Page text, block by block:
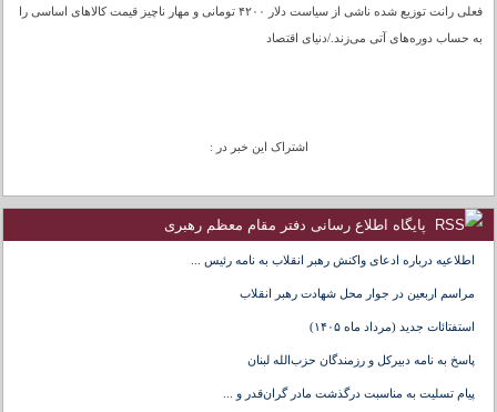
فعلی رانت توزیع شده ناشی از سیاست دلار ۴۲۰۰ تومانی و مهار ناچیز قیمت کالاهای اساسی را
به حساب دوره‌های آتی می‌زند./دنیای اقتصاد
اشتراک این خبر در :
پایگاه اطلاع رسانی دفتر مقام معظم رهبری
اطلاعیه درباره ادعای واکنش رهبر انقلاب به نامه رئیس ...
مراسم اربعین در جوار محل شهادت رهبر انقلاب
استفتائات جدید (مرداد ماه ۱۴۰۵)
پاسخ به نامه دبیرکل و رزمندگان حزب‌الله لبنان
پیام تسلیت به مناسبت درگذشت مادر گران‌قدر و ...